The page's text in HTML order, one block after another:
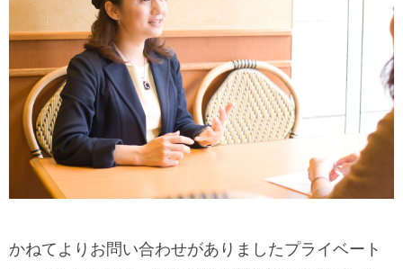
かねてよりお問い合わせがありましたプライベート